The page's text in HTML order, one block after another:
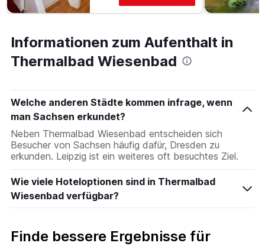
Informationen zum Aufenthalt in
Thermalbad Wiesenbad
Welche anderen Städte kommen infrage, wenn
man Sachsen erkundet?
Neben Thermalbad Wiesenbad entscheiden sich
Besucher von Sachsen häufig dafür, Dresden zu
erkunden. Leipzig ist ein weiteres oft besuchtes Ziel.
Wie viele Hoteloptionen sind in Thermalbad
Wiesenbad verfügbar?
Finde bessere Ergebnisse für